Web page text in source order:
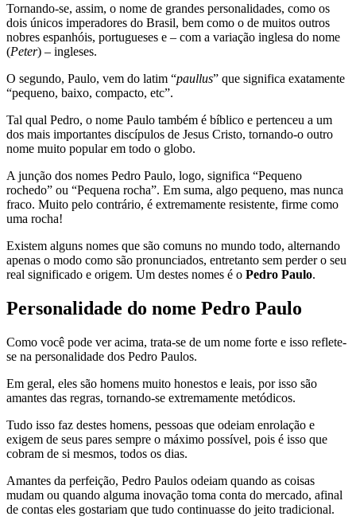
Tornando-se, assim, o nome de grandes personalidades, como os
dois únicos imperadores do Brasil, bem como o de muitos outros
nobres espanhóis, portugueses e – com a variação inglesa do nome
(Peter) – ingleses.
O segundo, Paulo, vem do latim “paullus” que significa exatamente
“pequeno, baixo, compacto, etc”.
Tal qual Pedro, o nome Paulo também é bíblico e pertenceu a um
dos mais importantes discípulos de Jesus Cristo, tornando-o outro
nome muito popular em todo o globo.
A junção dos nomes Pedro Paulo, logo, significa “Pequeno
rochedo” ou “Pequena rocha”. Em suma, algo pequeno, mas nunca
fraco. Muito pelo contrário, é extremamente resistente, firme como
uma rocha!
Existem alguns nomes que são comuns no mundo todo, alternando
apenas o modo como são pronunciados, entretanto sem perder o seu
real significado e origem. Um destes nomes é o Pedro Paulo.
Personalidade do nome Pedro Paulo
Como você pode ver acima, trata-se de um nome forte e isso reflete-
se na personalidade dos Pedro Paulos.
Em geral, eles são homens muito honestos e leais, por isso são
amantes das regras, tornando-se extremamente metódicos.
Tudo isso faz destes homens, pessoas que odeiam enrolação e
exigem de seus pares sempre o máximo possível, pois é isso que
cobram de si mesmos, todos os dias.
Amantes da perfeição, Pedro Paulos odeiam quando as coisas
mudam ou quando alguma inovação toma conta do mercado, afinal
de contas eles gostariam que tudo continuasse do jeito tradicional.